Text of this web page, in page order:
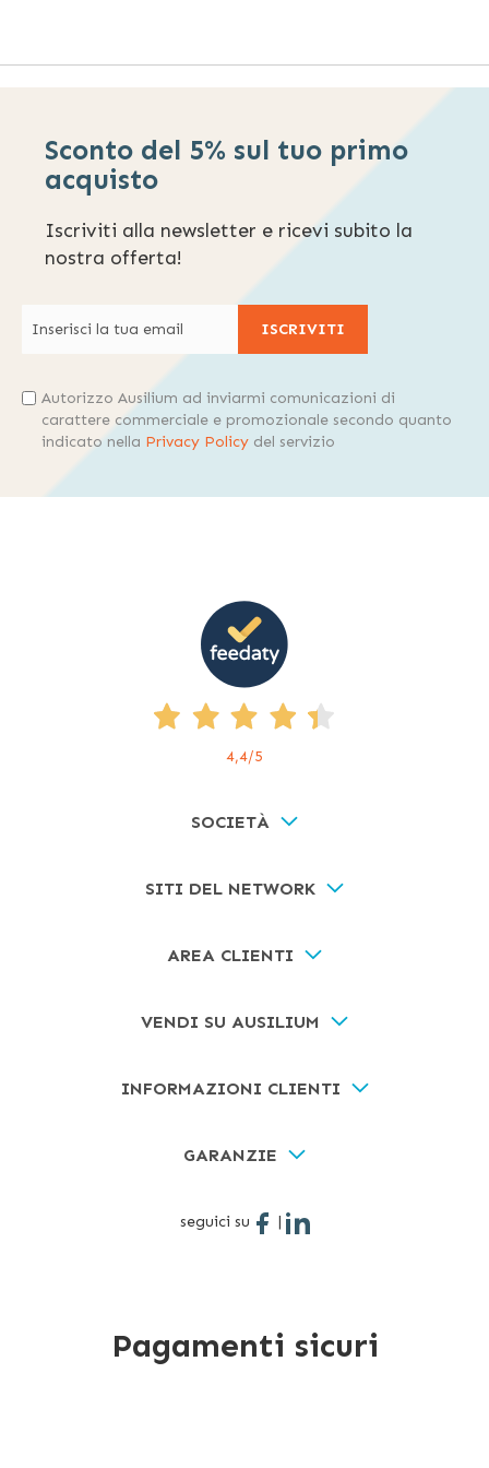
Sconto del 5% sul tuo primo
acquisto
Iscriviti alla newsletter e ricevi subito la
nostra offerta!
ISCRIVITI
Autorizzo Ausilium ad inviarmi comunicazioni di
carattere commerciale e promozionale secondo quanto
indicato nella Privacy Policy del servizio
4,4/5
SOCIETÀ
SITI DEL NETWORK
AREA CLIENTI
VENDI SU AUSILIUM
INFORMAZIONI CLIENTI
GARANZIE
seguici su |
Pagamenti sicuri